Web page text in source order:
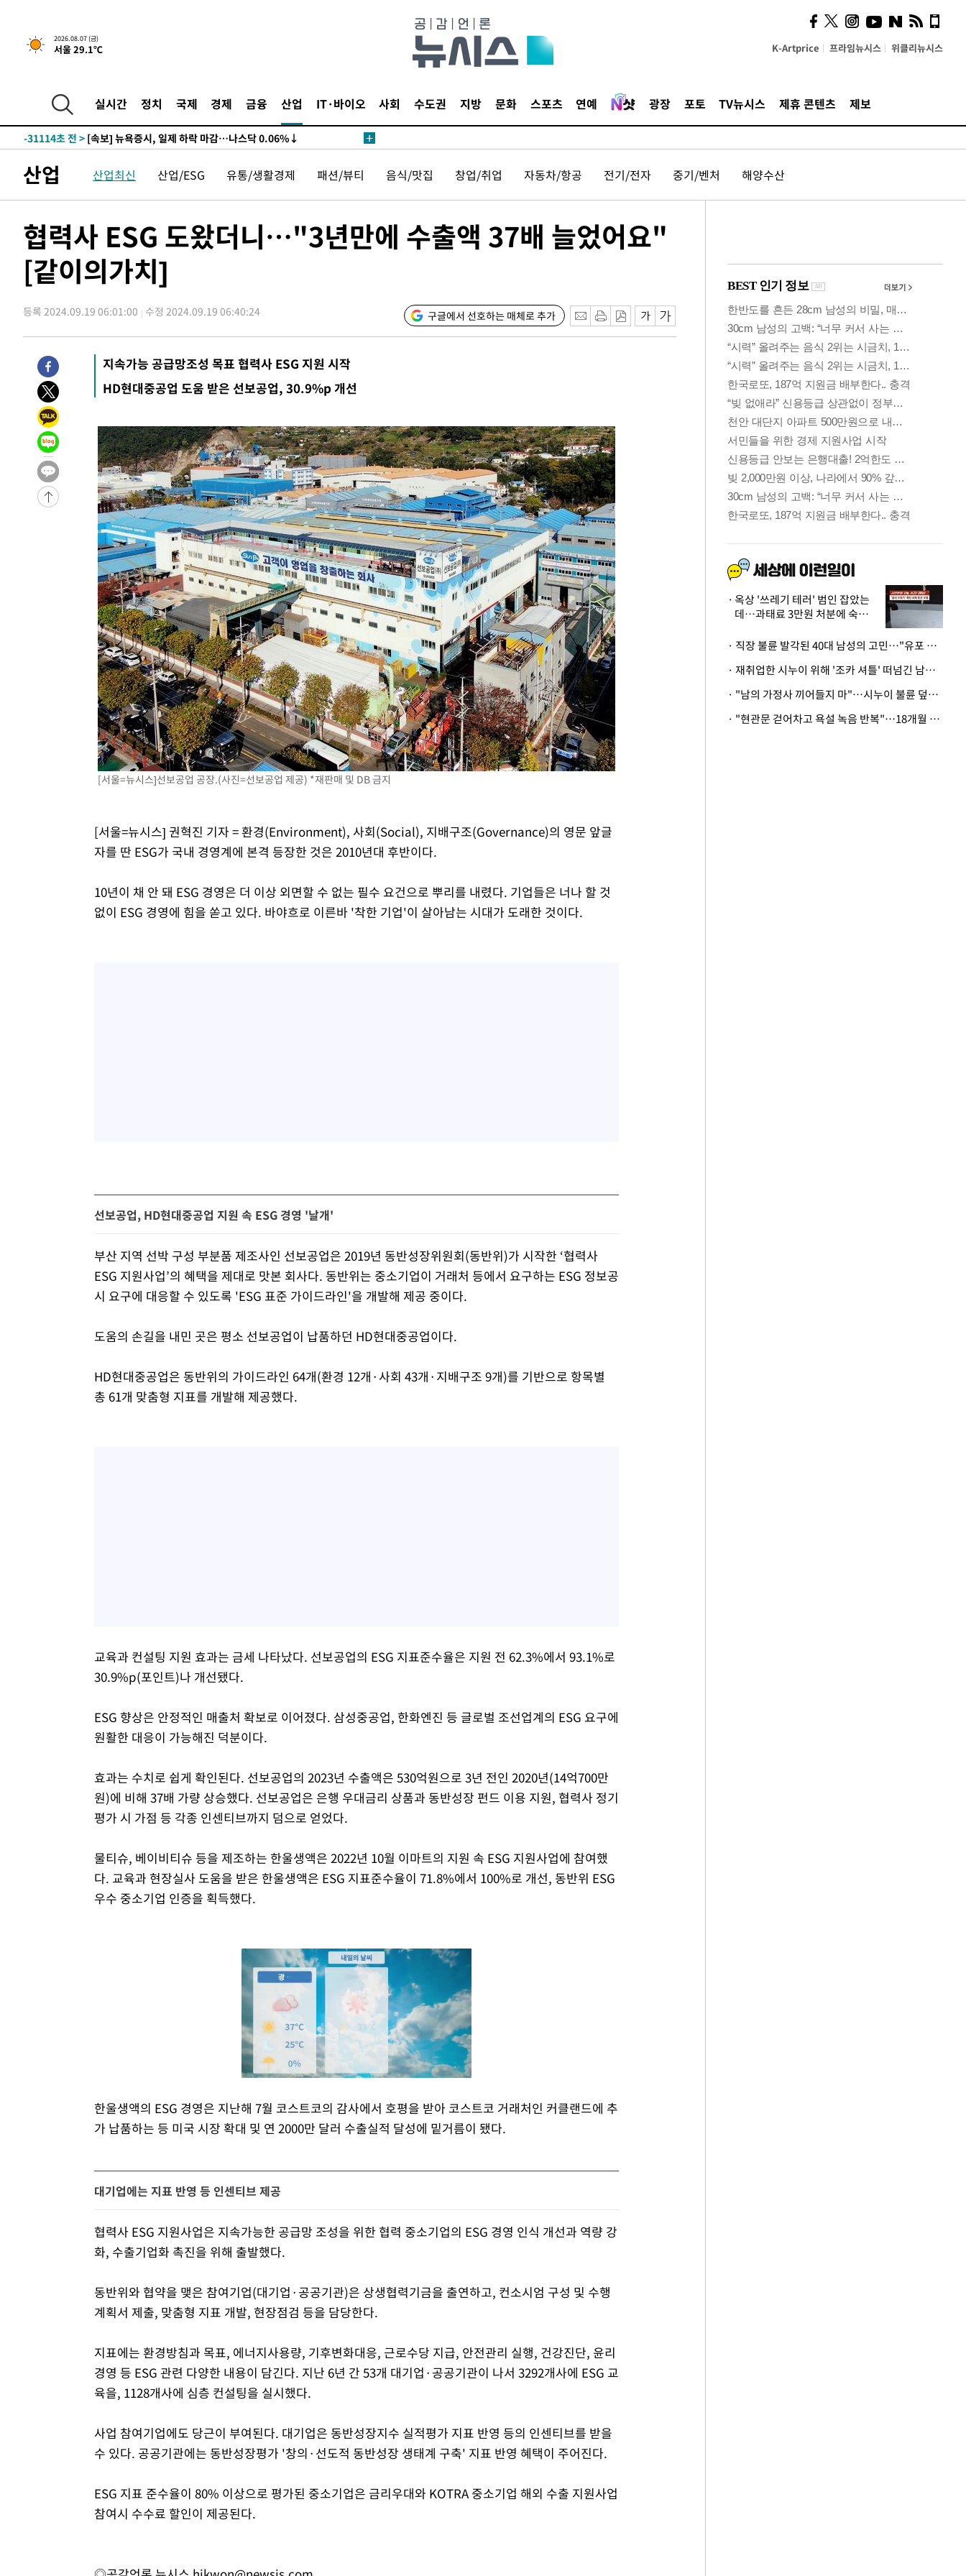
2026.08.07 (금)
서울 29.1℃ K-Artprice 프라임뉴시스 위클리뉴시스
실시간 정치 국제 경제 금융 산업 IT·바이오 사회 수도권 지방 문화 스포츠 연예 광장 포토 TV뉴시스 제휴 콘텐츠 제보
-31114초 전 > [속보] 뉴욕증시, 일제 하락 마감…나스닥 0.06%↓
산업 산업최신 산업/ESG 유통/생활경제 패션/뷰티 음식/맛집 창업/취업 자동차/항공 전기/전자 중기/벤처 해양수산
협력사 ESG 도왔더니…"3년만에 수출액 37배 늘었어요"
[같이의가치]
등록 2024.09.19 06:01:00 수정 2024.09.19 06:40:24 구글에서 선호하는 매체로 추가
지속가능 공급망조성 목표 협력사 ESG 지원 시작
HD현대중공업 도움 받은 선보공업, 30.9%p 개선
[서울=뉴시스]선보공업 공장.(사진=선보공업 제공) *재판매 및 DB 금지
[서울=뉴시스] 권혁진 기자 = 환경(Environment), 사회(Social), 지배구조(Governance)의 영문 앞글
자를 딴 ESG가 국내 경영계에 본격 등장한 것은 2010년대 후반이다.
10년이 채 안 돼 ESG 경영은 더 이상 외면할 수 없는 필수 요건으로 뿌리를 내렸다. 기업들은 너나 할 것
없이 ESG 경영에 힘을 쏟고 있다. 바야흐로 이른바 '착한 기업'이 살아남는 시대가 도래한 것이다.
선보공업, HD현대중공업 지원 속 ESG 경영 '날개'
부산 지역 선박 구성 부분품 제조사인 선보공업은 2019년 동반성장위원회(동반위)가 시작한 ‘협력사
ESG 지원사업’의 혜택을 제대로 맛본 회사다. 동반위는 중소기업이 거래처 등에서 요구하는 ESG 정보공
시 요구에 대응할 수 있도록 'ESG 표준 가이드라인'을 개발해 제공 중이다.
도움의 손길을 내민 곳은 평소 선보공업이 납품하던 HD현대중공업이다.
HD현대중공업은 동반위의 가이드라인 64개(환경 12개·사회 43개·지배구조 9개)를 기반으로 항목별
총 61개 맞춤형 지표를 개발해 제공했다.
교육과 컨설팅 지원 효과는 금세 나타났다. 선보공업의 ESG 지표준수율은 지원 전 62.3%에서 93.1%로
30.9%p(포인트)나 개선됐다.
ESG 향상은 안정적인 매출처 확보로 이어졌다. 삼성중공업, 한화엔진 등 글로벌 조선업계의 ESG 요구에
원활한 대응이 가능해진 덕분이다.
효과는 수치로 쉽게 확인된다. 선보공업의 2023년 수출액은 530억원으로 3년 전인 2020년(14억700만
원)에 비해 37배 가량 상승했다. 선보공업은 은행 우대금리 상품과 동반성장 펀드 이용 지원, 협력사 정기
평가 시 가점 등 각종 인센티브까지 덤으로 얻었다.
물티슈, 베이비티슈 등을 제조하는 한울생액은 2022년 10월 이마트의 지원 속 ESG 지원사업에 참여했
다. 교육과 현장실사 도움을 받은 한울생액은 ESG 지표준수율이 71.8%에서 100%로 개선, 동반위 ESG
우수 중소기업 인증을 획득했다.
Mute
한울생액의 ESG 경영은 지난해 7월 코스트코의 감사에서 호평을 받아 코스트코 거래처인 커클랜드에 추
가 납품하는 등 미국 시장 확대 및 연 2000만 달러 수출실적 달성에 밑거름이 됐다.
대기업에는 지표 반영 등 인센티브 제공
협력사 ESG 지원사업은 지속가능한 공급망 조성을 위한 협력 중소기업의 ESG 경영 인식 개선과 역량 강
화, 수출기업화 촉진을 위해 출발했다.
동반위와 협약을 맺은 참여기업(대기업·공공기관)은 상생협력기금을 출연하고, 컨소시엄 구성 및 수행
계획서 제출, 맞춤형 지표 개발, 현장점검 등을 담당한다.
지표에는 환경방침과 목표, 에너지사용량, 기후변화대응, 근로수당 지급, 안전관리 실행, 건강진단, 윤리
경영 등 ESG 관련 다양한 내용이 담긴다. 지난 6년 간 53개 대기업·공공기관이 나서 3292개사에 ESG 교
육을, 1128개사에 심층 컨설팅을 실시했다.
사업 참여기업에도 당근이 부여된다. 대기업은 동반성장지수 실적평가 지표 반영 등의 인센티브를 받을
수 있다. 공공기관에는 동반성장평가 '창의·선도적 동반성장 생태계 구축' 지표 반영 혜택이 주어진다.
ESG 지표 준수율이 80% 이상으로 평가된 중소기업은 금리우대와 KOTRA 중소기업 해외 수출 지원사업
참여시 수수료 할인이 제공된다.
의견, 국토부·LH에 충실히
전달할 것"
옥상 '쓰레기 테러' 범인 잡았는
데…과태료 3만원 처분에 숙박업
· 직장 불륜 발각된 40대 남성의 고민…"유포 동료 명예훼손·협박죄 고소 가능할까"
· 재취업한 시누이 위해 '조카 셔틀' 떠넘긴 남편…아내 "난 못한다"
· "남의 가정사 끼어들지 마"…시누이 불륜 덮으려는 남편에 억울한 아내
· "현관문 걷어차고 욕설 녹음 반복"…18개월 아기 키우는 집 뒤흔든 '앞집의 비극'